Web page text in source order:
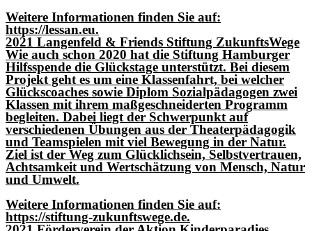
Weitere Informationen finden Sie auf:
https://lessan.eu.
2021 Langenfeld & Friends Stiftung ZukunftsWege
Wie auch schon 2020 hat die Stiftung Hamburger
Hilfsspende die Glückstage unterstützt. Bei diesem
Projekt geht es um eine Klassenfahrt, bei welcher
Glückscoaches sowie Diplom Sozialpädagogen zwei
Klassen mit ihrem maßgeschneiderten Programm
begleiten. Dabei liegt der Schwerpunkt auf
verschiedenen Übungen aus der Theaterpädagogik
und Teamspielen mit viel Bewegung in der Natur.
Ziel ist der Weg zum Glücklichsein, Selbstvertrauen,
Achtsamkeit und Wertschätzung von Mensch, Natur
und Umwelt.
Weitere Informationen finden Sie auf:
https://stiftung-zukunftswege.de.